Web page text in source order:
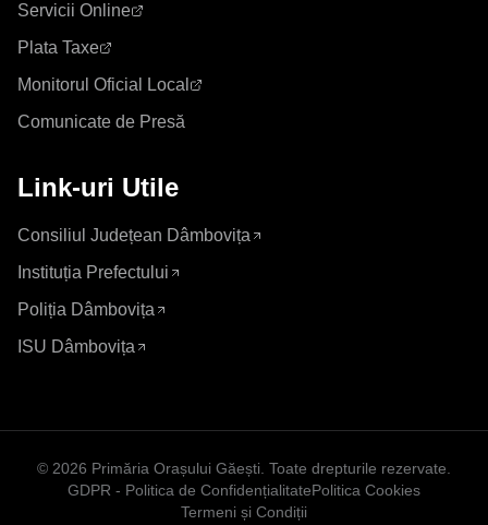
Servicii Online
Plata Taxe
Monitorul Oficial Local
Comunicate de Presă
Link-uri Utile
Consiliul Județean Dâmbovița
Instituția Prefectului
Poliția Dâmbovița
ISU Dâmbovița
© 2026 Primăria Orașului Găești . Toate drepturile rezervate.
GDPR - Politica de ConfidențialitatePolitica Cookies
Termeni și Condiții